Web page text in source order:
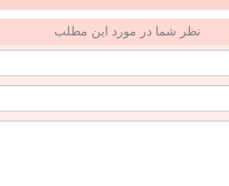
نظر شما در مورد این مطلب